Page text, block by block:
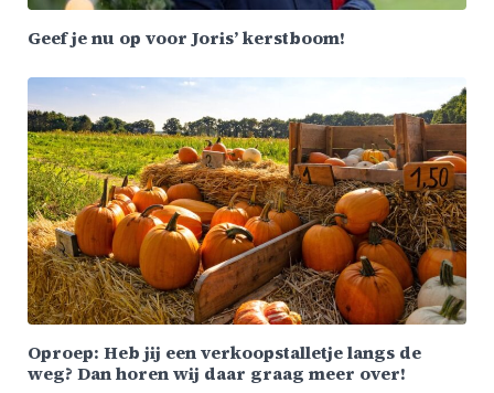
Geef je nu op voor Joris’ kerstboom!
Oproep: Heb jij een verkoopstalletje langs de
weg? Dan horen wij daar graag meer over!